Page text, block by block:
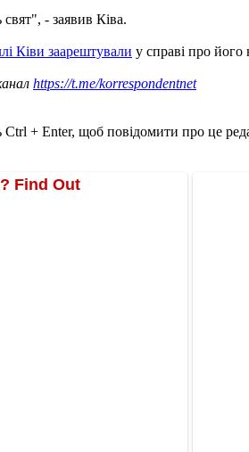
- заявив Ківа.
Ківи заарештували у справі про
https://t.me/korrespondentnet
Ctrl + Enter, щоб повідомити про це